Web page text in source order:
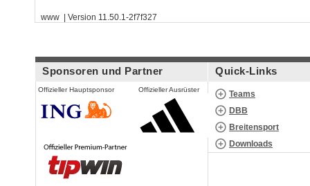
www | Version 11.50.1-2f7f327
Sponsoren und Partner
Offizieller Hauptsponsor Offizieller Ausrüster
Quick-Links
Teams
DBB
Breitensport
Downloads